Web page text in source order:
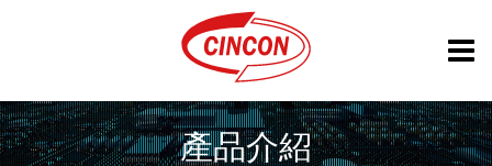
產品介紹